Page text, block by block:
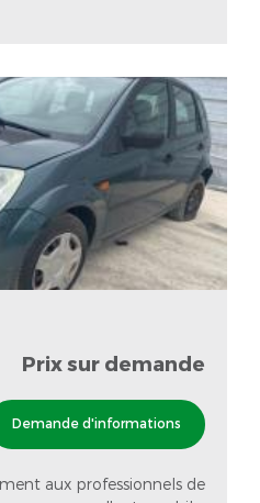
Prix sur demande
Demande d'informations
aux professionnels de